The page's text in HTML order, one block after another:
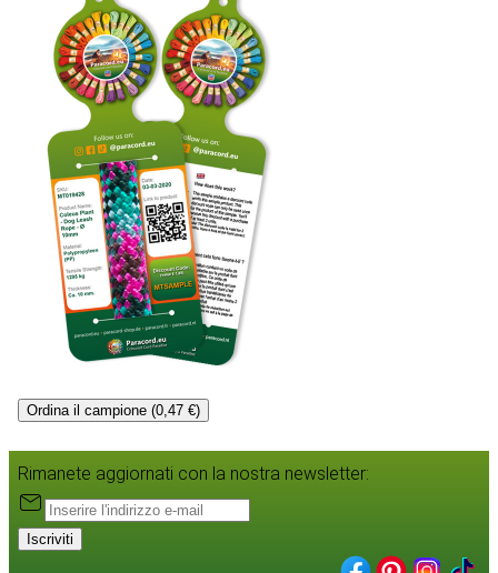
Ordina il campione (0,47 €)
Rimanete aggiornati con la nostra newsletter:
Iscriviti